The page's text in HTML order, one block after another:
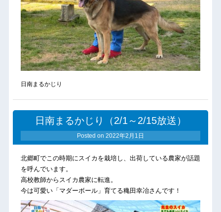
日南まるかじり
日南まるかじり（2/1～2/15放送）
Posted on 2022年2月1日
北郷町でこの時期にスイカを栽培し、出荷している農家が話題
を呼んでいます。
高校教師からスイカ農家に転進。
今は可愛い「マダーボール」育てる穐田幸冶さんです！